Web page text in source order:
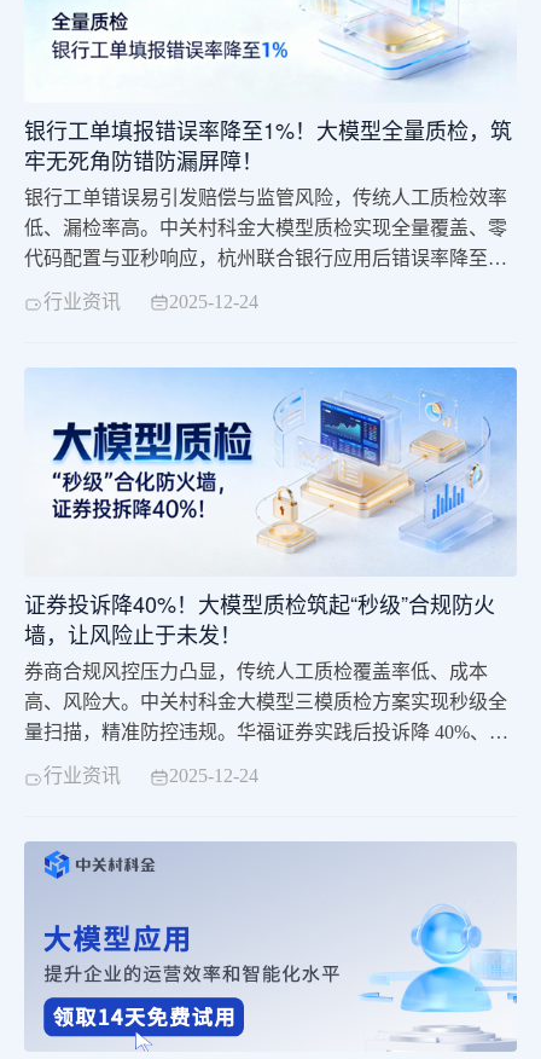
银行工单填报错误率降至1%！大模型全量质检，筑
牢无死角防错防漏屏障！
银行工单错误易引发赔偿与监管风险，传统人工质检效率
低、漏检率高。中关村科金大模型质检实现全量覆盖、零
代码配置与亚秒响应，杭州联合银行应用后错误率降至
1%、年省 260 万元，助力银行筑牢合规防线，迈向零差错
行业资讯 2025-12-24
证券投诉降40%！大模型质检筑起“秒级”合规防火
墙，让风险止于未发！
券商合规风控压力凸显，传统人工质检覆盖率低、成本
高、风险大。中关村科金大模型三模质检方案实现秒级全
量扫描，精准防控违规。华福证券实践后投诉降 40%、年
省 680 万元，助力券商从被动合规转向主动免疫，护航业
务稳健发展。
行业资讯 2025-12-24